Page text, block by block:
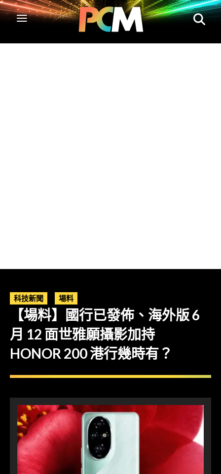
科技新聞 場料
【場料】國行已發佈、海外版 6
月 12 面世雅願攝影加持
HONOR 200 港行幾時有？